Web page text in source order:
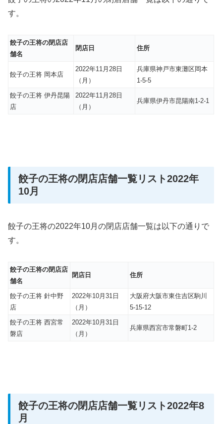
す。
餃子の王将の閉店店
舗名
閉店日 住所
餃子の王将 岡本店
2022年11月28日
（月）
兵庫県神戸市東灘区岡本
1-5-5
餃子の王将 伊丹昆陽
店
2022年11月28日
（月）
兵庫県伊丹市昆陽南1-2-1
餃子の王将の閉店店舗一覧リスト2022年
10月
餃子の王将の2022年10月の閉店店舗一覧は以下の通りで
す。
餃子の王将の閉店店
舗名
閉店日 住所
餃子の王将 針中野
店
2022年10月31日
（月）
大阪府大阪市東住吉区駒川
5-15-12
餃子の王将 西宮常
磐店
2022年10月31日
（月）
兵庫県西宮市常磐町1-2
餃子の王将の閉店店舗一覧リスト2022年8
月